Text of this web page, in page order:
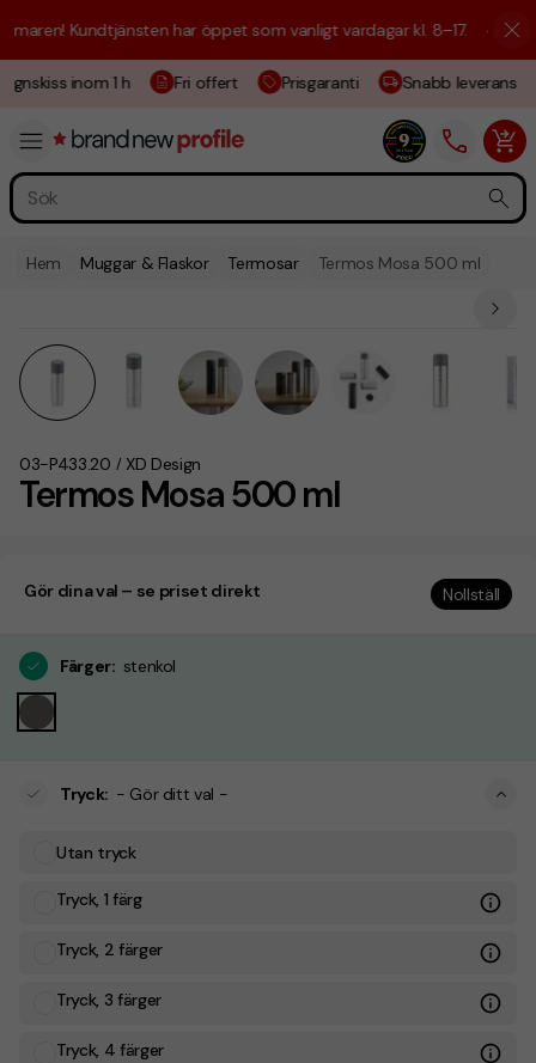
Kundtjänsten har öppet som vanligt vardagar kl. 8–17. ☀️ Vi är
inom 1 h Fri offert Prisgaranti Snabb leverans
Hem Muggar & Flaskor Termosar Termos Mosa 500 ml
Termos Mosa 500 ml
03-P433.20 / XD Design
Gör dina val – se priset direkt Nollställ
Färger: stenkol
Tryck: - Gör ditt val -
Utan tryck
Tryck, 1 färg
Tryck, 2 färger
Tryck, 3 färger
Tryck, 4 färger